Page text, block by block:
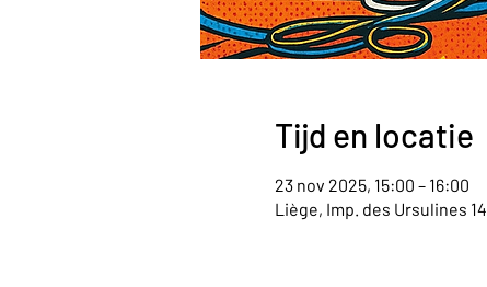
Tijd en locatie
23 nov 2025, 15:00 – 16:00
Liège, Imp. des Ursulines